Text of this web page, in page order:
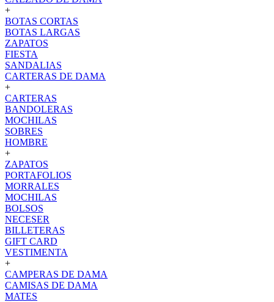
+
BOTAS CORTAS
BOTAS LARGAS
ZAPATOS
FIESTA
SANDALIAS
CARTERAS DE DAMA
+
CARTERAS
BANDOLERAS
MOCHILAS
SOBRES
HOMBRE
+
ZAPATOS
PORTAFOLIOS
MORRALES
MOCHILAS
BOLSOS
NECESER
BILLETERAS
GIFT CARD
VESTIMENTA
+
CAMPERAS DE DAMA
CAMISAS DE DAMA
MATES